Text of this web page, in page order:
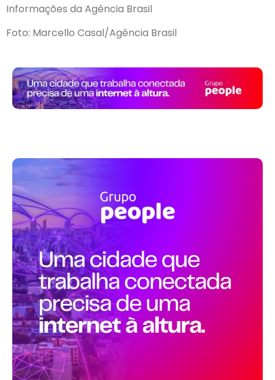
Informações da Agência Brasil
Foto: Marcello Casal/Agência Brasil